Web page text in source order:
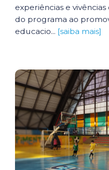
experiências e
do programa ao
educacio... [saiba mais]